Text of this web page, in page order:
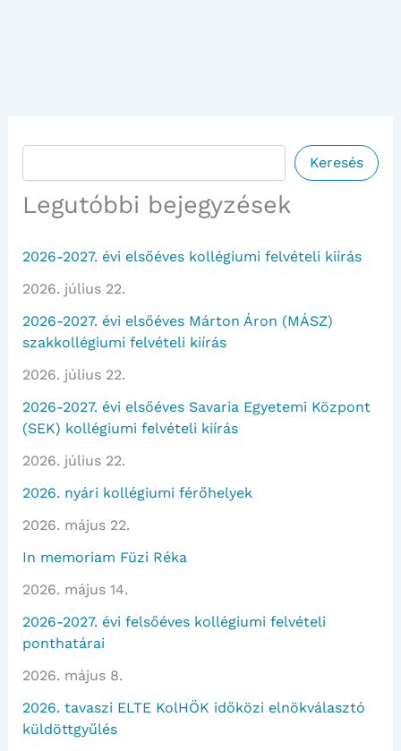
Keresés
Legutóbbi bejegyzések
2026-2027. évi elsőéves kollégiumi felvételi kiírás
2026. július 22.
2026-2027. évi elsőéves Márton Áron (MÁSZ)
szakkollégiumi felvételi kiírás
2026. július 22.
2026-2027. évi elsőéves Savaria Egyetemi Központ
(SEK) kollégiumi felvételi kiírás
2026. július 22.
2026. nyári kollégiumi férőhelyek
2026. május 22.
In memoriam Füzi Réka
2026. május 14.
2026-2027. évi felsőéves kollégiumi felvételi
ponthatárai
2026. május 8.
2026. tavaszi ELTE KolHÖK időközi elnökválasztó
küldöttgyűlés